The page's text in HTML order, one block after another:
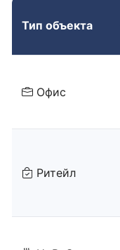
Тип объекта
Офис
Ритейл